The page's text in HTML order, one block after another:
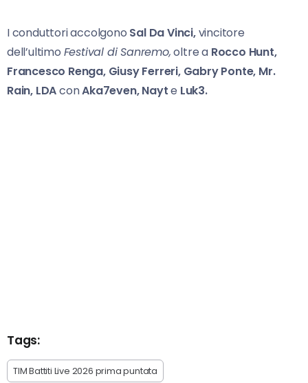
I conduttori accolgono Sal Da Vinci,vincitore
dell’ultimo Festival di Sanremo,oltre a Rocco Hunt,
Francesco Renga, Giusy Ferreri, Gabry Ponte, Mr.
Rain, LDAconAka7even, Nayte Luk3.
Tags:
TIM Battiti Live 2026 prima puntata